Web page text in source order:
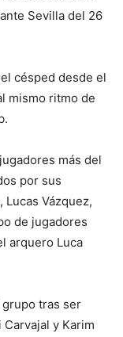
Sevilla del 26
césped desde el
mismo ritmo de
más del
por sus
Vázquez,
de jugadores
arquero Luca
tras ser
y Karim